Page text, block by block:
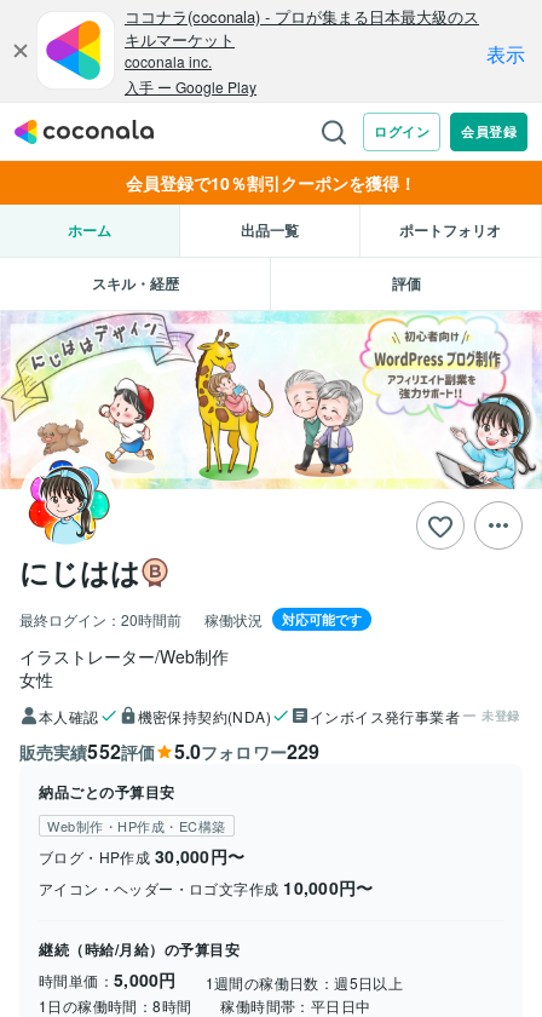
会員登録で10％割引クーポンを獲得！
ホーム 出品一覧 ポートフォリオ
スキル・経歴 評価
にじはは
最終ログイン： 20時間前 稼働状況 対応可能です
イラストレーター/Web制作
女性
本人確認 機密保持契約(NDA) インボイス発行事業者 未登録
販売実績552評価 5.0フォロワー229
納品ごとの予算目安
Web制作・HP作成・EC構築
ブログ・HP作成 30,000円〜
アイコン・ヘッダー・ロゴ文字作成 10,000円〜
継続（時給/月給）の予算目安
時間単価： 5,000円 1週間の稼働日数：週5日以上
1日の稼働時間：8時間 稼働時間帯： 平日日中